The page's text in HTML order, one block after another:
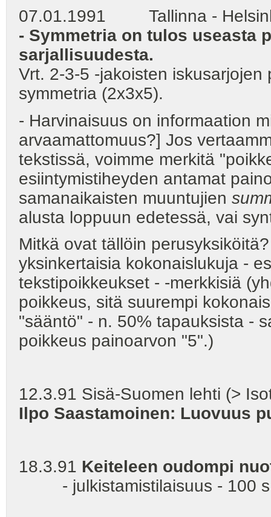
07.01.1991 Tallinna -
- Symmetria on tulos useasta
sarjallisuudesta.
Vrt. 2-3-5 -jakoisten
symmetria (2x3x5).
- Harvinaisuus on informaation
arvaamattomuus?] Jos
tekstissä, voimme merkitä
esiintymistiheyden antamat
samanaikaisten muuntujien
alusta loppuun edetessä, vai
Mitkä ovat tällöin
yksinkertaisia kokonaislukuja -
tekstipoikkeukset - -merkkisiä
poikkeus, sitä suurempi
"sääntö" - n. 50% tapauksista -
poikkeus painoarvon "5".)
12.3.91 Sisä-Suomen lehti (>
Ilpo Saastamoinen: Luovuus
18.3.91 Keiteleen oudompi
- julkistamistilaisuus - 100 s.